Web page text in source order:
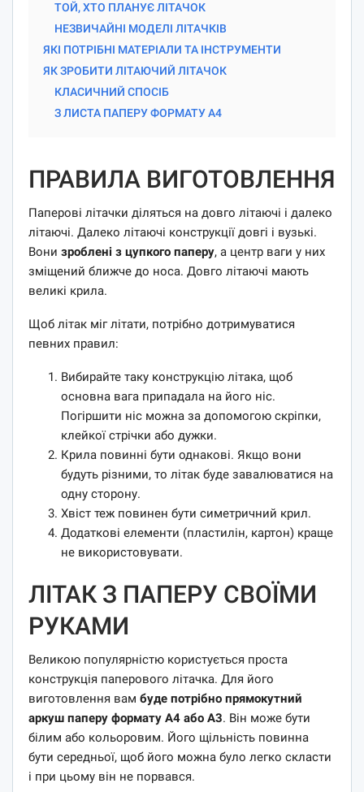
ТОЙ, ХТО ПЛАНУЄ ЛІТАЧОК
НЕЗВИЧАЙНІ МОДЕЛІ ЛІТАЧКІВ
ЯКІ ПОТРІБНІ МАТЕРІАЛИ ТА ІНСТРУМЕНТИ
ЯК ЗРОБИТИ ЛІТАЮЧИЙ ЛІТАЧОК
КЛАСИЧНИЙ СПОСІБ
З ЛИСТА ПАПЕРУ ФОРМАТУ А4
ПРАВИЛА ВИГОТОВЛЕННЯ
Паперові літачки діляться на довго літаючі і далеко
літаючі. Далеко літаючі конструкції довгі і вузькі.
Вони зроблені з цупкого паперу, а центр ваги у них
зміщений ближче до носа. Довго літаючі мають
великі крила.
Щоб літак міг літати, потрібно дотримуватися
певних правил:
Вибирайте таку конструкцію літака, щоб
основна вага припадала на його ніс.
Погіршити ніс можна за допомогою скріпки,
клейкої стрічки або дужки.
Крила повинні бути однакові. Якщо вони
будуть різними, то літак буде завалюватися на
одну сторону.
Хвіст теж повинен бути симетричний крил.
Додаткові елементи (пластилін, картон) краще
не використовувати.
ЛІТАК З ПАПЕРУ СВОЇМИ
РУКАМИ
Великою популярністю користується проста
конструкція паперового літачка. Для його
виготовлення вам буде потрібно прямокутний
аркуш паперу формату А4 або А3. Він може бути
білим або кольоровим. Його щільність повинна
бути середньої, щоб його можна було легко скласти
і при цьому він не порвався.